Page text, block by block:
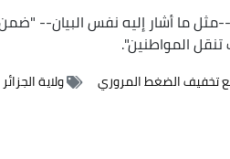
ما أشار إليه نفس البيان--
المواطنين".
تخفيف الضغط المروري ولاية الجزائر